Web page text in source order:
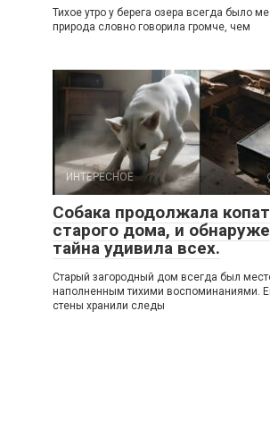
Тихое утро у берега озера всегда было
природа словно говорила громче, чем
ИНТЕРЕСНОЕ
Собака продолжала
старого дома, и
тайна удивила всех.
Старый загородный дом всегда был
наполненным тихими воспоминаниями.
стены хранили следы